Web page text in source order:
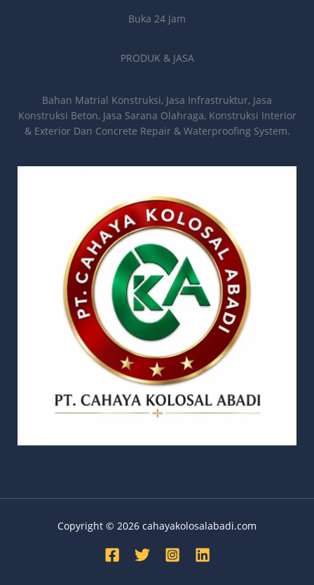
Buka 24 Jam
PRODUK & JASA
Bahan Matrial Konstruksi, Jasa Infrastruktur, Jasa
Konstruksi Beton, Jasa Sarana Olahraga, Konstruksi Interior
& Exterior Dan Concrete Repair & Waterproofing System.
Copyright © 2026 cahayakolosalabadi.com